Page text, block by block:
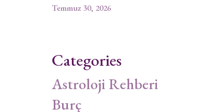
Temmuz 30, 2026
Categories
Astroloji Rehberi
Burç